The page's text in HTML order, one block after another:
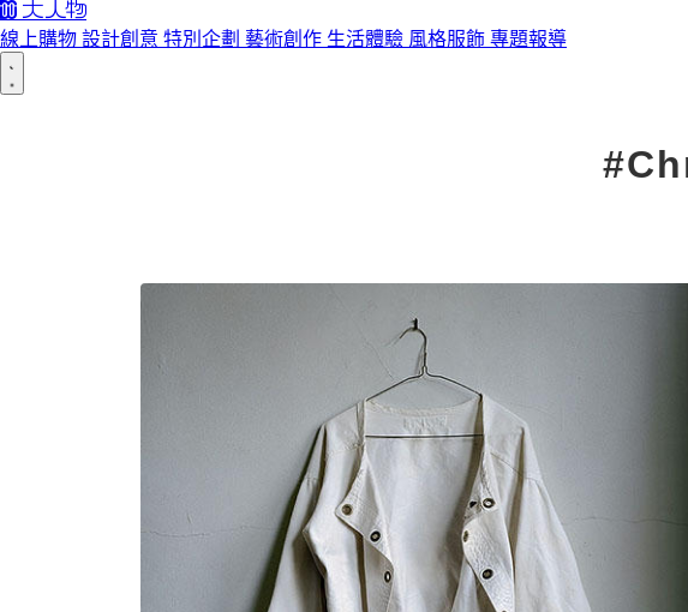
線上購物 設計創意 特別企劃 藝術創作 生活體驗 風格服飾 專題報導